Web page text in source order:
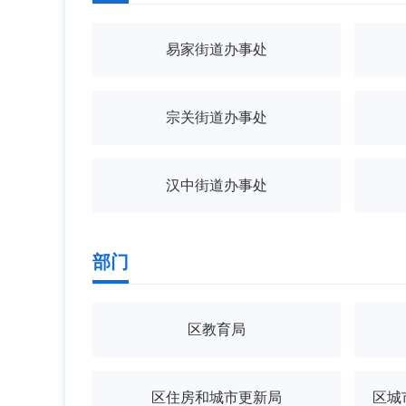
易家街道办事处
宗关街道办事处
汉中街道办事处
部门
区教育局
区住房和城市更新局